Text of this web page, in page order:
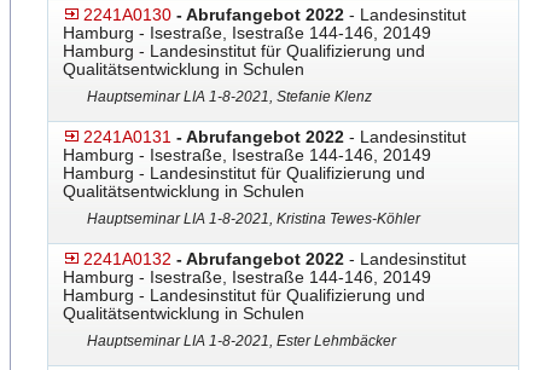
2241A0130 - Abrufangebot 2022 - Landesinstitut
Hamburg - Isestraße, Isestraße 144-146, 20149
Hamburg - Landesinstitut für Qualifizierung und
Qualitätsentwicklung in Schulen
Hauptseminar LIA 1-8-2021, Stefanie Klenz
2241A0131 - Abrufangebot 2022 - Landesinstitut
Hamburg - Isestraße, Isestraße 144-146, 20149
Hamburg - Landesinstitut für Qualifizierung und
Qualitätsentwicklung in Schulen
Hauptseminar LIA 1-8-2021, Kristina Tewes-Köhler
2241A0132 - Abrufangebot 2022 - Landesinstitut
Hamburg - Isestraße, Isestraße 144-146, 20149
Hamburg - Landesinstitut für Qualifizierung und
Qualitätsentwicklung in Schulen
Hauptseminar LIA 1-8-2021, Ester Lehmbäcker